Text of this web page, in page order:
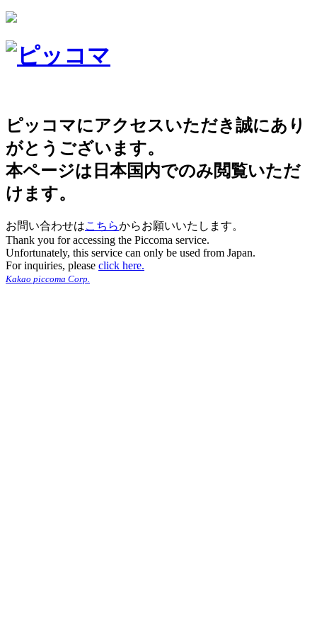
ピッコマにアクセスいただき誠にあり
がとうございます。
本ページは日本国内でのみ閲覧いただ
けます。
お問い合わせはこちらからお願いいたします。
Thank you for accessing the Piccoma service.
Unfortunately, this service can only be used from Japan.
For inquiries, please click here.
Kakao piccoma Corp.